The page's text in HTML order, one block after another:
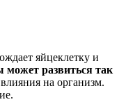
яйцеклетку и
может развиться так
на организм.